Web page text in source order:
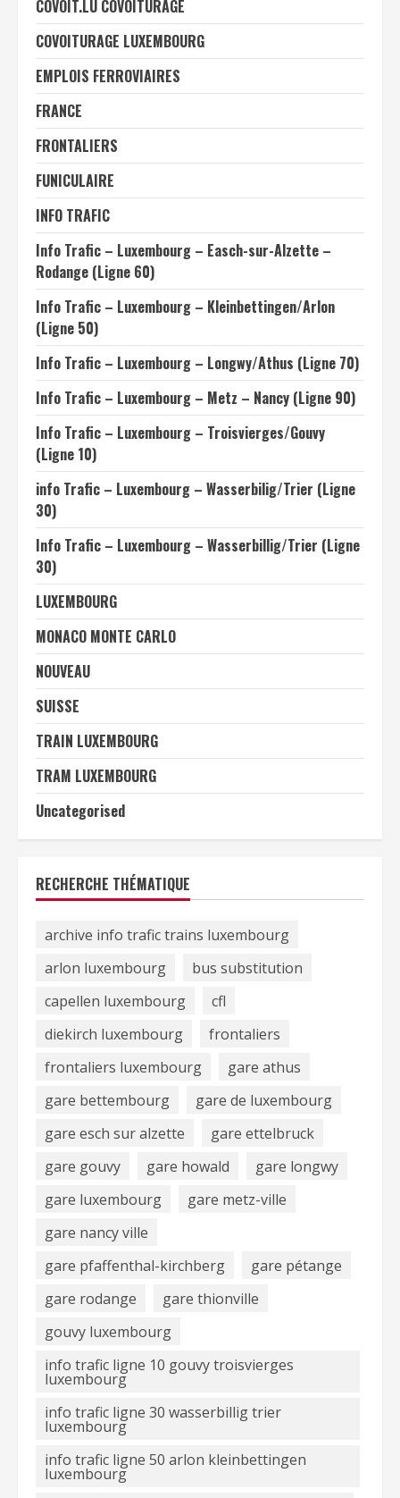
COVOIT.LU COVOITURAGE
COVOITURAGE LUXEMBOURG
EMPLOIS FERROVIAIRES
FRANCE
FRONTALIERS
FUNICULAIRE
INFO TRAFIC
Info Trafic – Luxembourg – Easch-sur-Alzette –
Rodange (Ligne 60)
Info Trafic – Luxembourg – Kleinbettingen/Arlon
(Ligne 50)
Info Trafic – Luxembourg – Longwy/Athus (Ligne 70)
Info Trafic – Luxembourg – Metz – Nancy (Ligne 90)
Info Trafic – Luxembourg – Troisvierges/Gouvy
(Ligne 10)
info Trafic – Luxembourg – Wasserbilig/Trier (Ligne
30)
Info Trafic – Luxembourg – Wasserbillig/Trier (Ligne
30)
LUXEMBOURG
MONACO MONTE CARLO
NOUVEAU
SUISSE
TRAIN LUXEMBOURG
TRAM LUXEMBOURG
Uncategorised
RECHERCHE THÉMATIQUE
archive info trafic trains luxembourg
arlon luxembourg
bus substitution
capellen luxembourg
cfl
diekirch luxembourg
frontaliers
frontaliers luxembourg
gare athus
gare bettembourg
gare de luxembourg
gare esch sur alzette
gare ettelbruck
gare gouvy
gare howald
gare longwy
gare luxembourg
gare metz-ville
gare nancy ville
gare pfaffenthal-kirchberg
gare pétange
gare rodange
gare thionville
gouvy luxembourg
info trafic ligne 10 gouvy troisvierges
luxembourg
info trafic ligne 30 wasserbillig trier
luxembourg
info trafic ligne 50 arlon kleinbettingen
luxembourg